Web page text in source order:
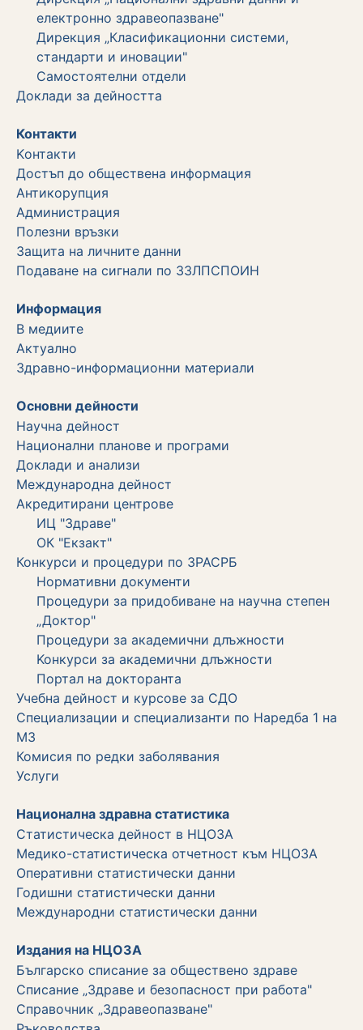
електронно здравеопазване"
Дирекция „Класификационни системи,
стандарти и иновации"
Самостоятелни отдели
Дoклади за дейността
Контакти
Kонтакти
Достъп до обществена информация
Aнтикорупция
Администрация
Полезни връзки
Защита на личните данни
Подаване на сигнали по ЗЗЛПСПОИН
Информация
В медиите
Актуално
Здравно-информационни материали
Основни дейности
Научна дейност
Национални планове и програми
Доклади и анализи
Международна дейност
Акредитирани центрове
ИЦ "Здраве"
ОК "Екзакт"
Конкурси и процедури по ЗРАСРБ
Нормативни документи
Процедури за придобиване на научна степен
„Доктор"
Процедури за академични длъжности
Koнкурси за академични длъжности
Портал на докторанта
Учебна дейност и курсове за СДО
Специализации и специализанти по Наредба 1 на
МЗ
Комисия по редки заболявания
Услуги
Национална здравна статистика
Статистическа дейност в НЦОЗА
Медико-статистическа отчетност към НЦОЗА
Оперативни статистически данни
Годишни статистически данни
Международни статистически данни
Издания на НЦОЗА
Българско списание за обществено здраве
Списание „Здраве и безопасност при работа"
Справочник „Здравеопазване"